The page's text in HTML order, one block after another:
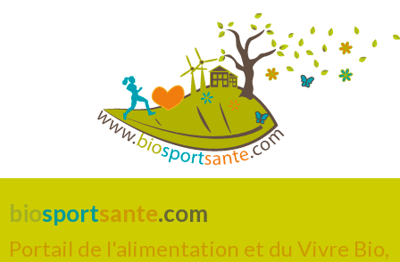
biosportsante.com
Portail de l'alimentation et du Vivre Bio,